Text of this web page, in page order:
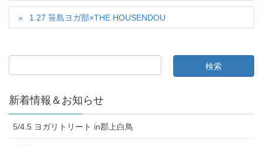
1.27 笹島ヨガ部×THE HOUSENDOU
新着情報＆お知らせ
5/4.5 ヨガリトリート in郡上白鳥